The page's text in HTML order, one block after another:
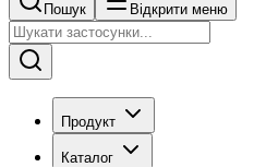
Пошук Відкрити меню
Продукт
Каталог